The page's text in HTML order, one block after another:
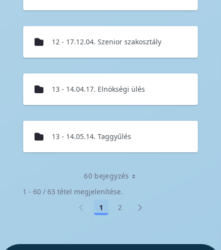
12 - 17.12.04. Szenior szakosztály
13 - 14.04.17. Elnökségi ülés
13 - 14.05.14. Taggyűlés
60 bejegyzés
1 - 60 / 63 tétel megjelenítése.
Oldal
1 Oldal
2